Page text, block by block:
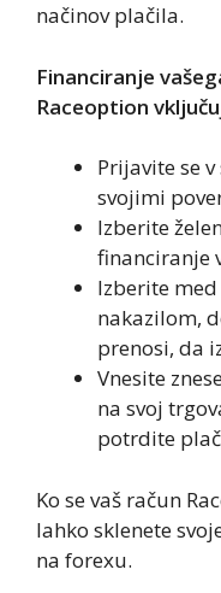
načinov plačila.
Financiranje
Raceoption
Prijavite se
svojimi
Izberite
financiranje
Izberite
nakazilom,
prenosi, da
Vnesite
na svoj
potrdite
Ko se vaš račun
lahko sklenete
na forexu.